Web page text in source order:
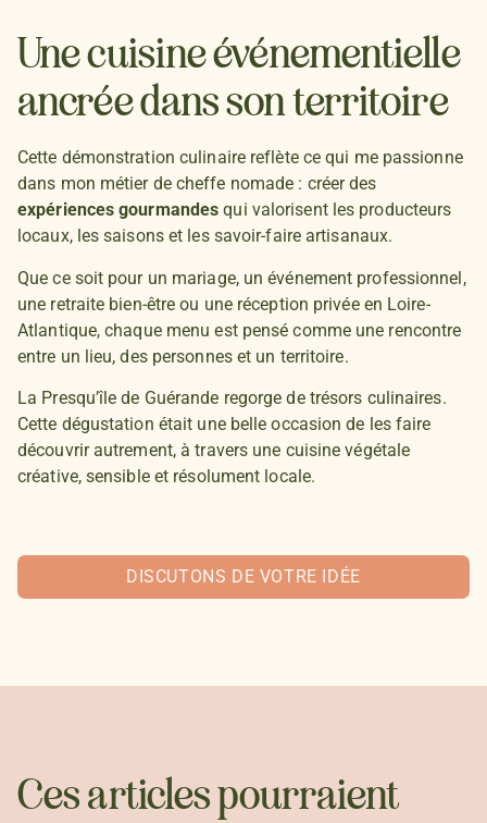
Une cuisine événementielle
ancrée dans son territoire
Cette démonstration culinaire reflète ce qui me passionne
dans mon métier de cheffe nomade : créer des
expériences gourmandes qui valorisent les producteurs
locaux, les saisons et les savoir-faire artisanaux.
Que ce soit pour un mariage, un événement professionnel,
une retraite bien-être ou une réception privée en Loire-
Atlantique, chaque menu est pensé comme une rencontre
entre un lieu, des personnes et un territoire.
La Presqu’île de Guérande regorge de trésors culinaires.
Cette dégustation était une belle occasion de les faire
découvrir autrement, à travers une cuisine végétale
créative, sensible et résolument locale.
DISCUTONS DE VOTRE IDÉE
Ces articles pourraient